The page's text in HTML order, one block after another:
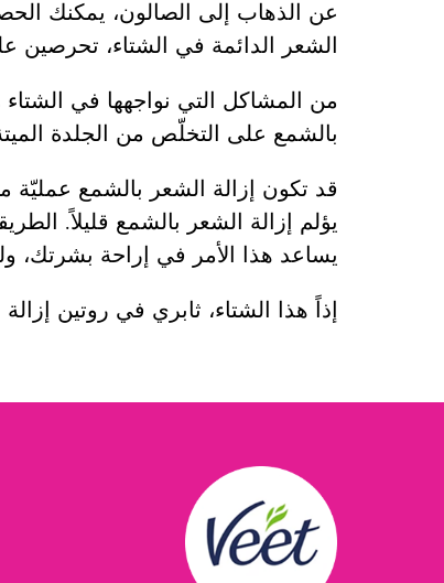
عن الذهاب إلى الصالون، يمكنك
الشعر الدائمة في الشتاء، تحرصين
من المشاكل التي نواجهها في
بالشمع على التخلّص من الجلدة
قد تكون إزالة الشعر بالشمع عمليّة
يؤلم إزالة الشعر بالشمع قليلاً.
يساعد هذا الأمر في إراحة بشرتك،
إذاً هذا الشتاء، ثابري في روتين